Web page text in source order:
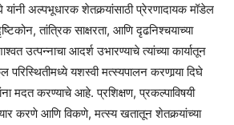
अल्पभूधारक शेतकर्‍यांसाठी प्रेरणादायक मॉडेल
तांत्रिक साक्षरता, आणि दृढनिश्‍चयाच्या
उत्पन्नाचा आदर्श उभारण्याचे त्यांच्या कार्यातून
यशस्वी मत्स्यपालन करणार्‍या दिघे
मदत करण्याचे आहे. प्रशिक्षण, प्रकल्पाविषयी
करणे आणि विकणे, मत्स्य खतातून शेतकर्‍यांच्या